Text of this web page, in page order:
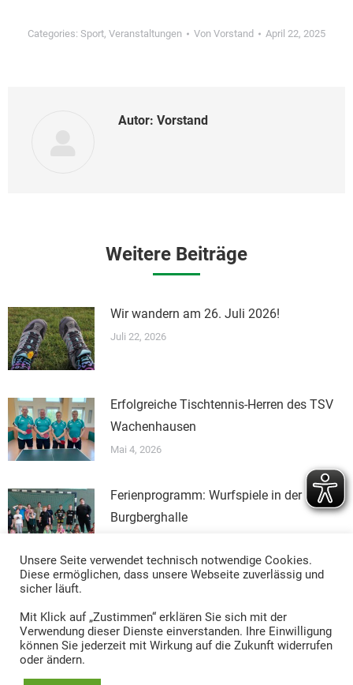
Categories: Sport, Veranstaltungen Von Vorstand April 22, 2025
Autor: Vorstand
Weitere Beiträge
Wir wandern am 26. Juli 2026!
Juli 22, 2026
Erfolgreiche Tischtennis-Herren des TSV
Wachenhausen
Mai 4, 2026
Ferienprogramm: Wurfspiele in der
Burgberghalle
Unsere Seite verwendet technisch notwendige Cookies.
Diese ermöglichen, dass unsere Webseite zuverlässig und
sicher läuft.
Mit Klick auf „Zustimmen“ erklären Sie sich mit der
Verwendung dieser Dienste einverstanden. Ihre Einwilligung
können Sie jederzeit mit Wirkung auf die Zukunft widerrufen
oder ändern.